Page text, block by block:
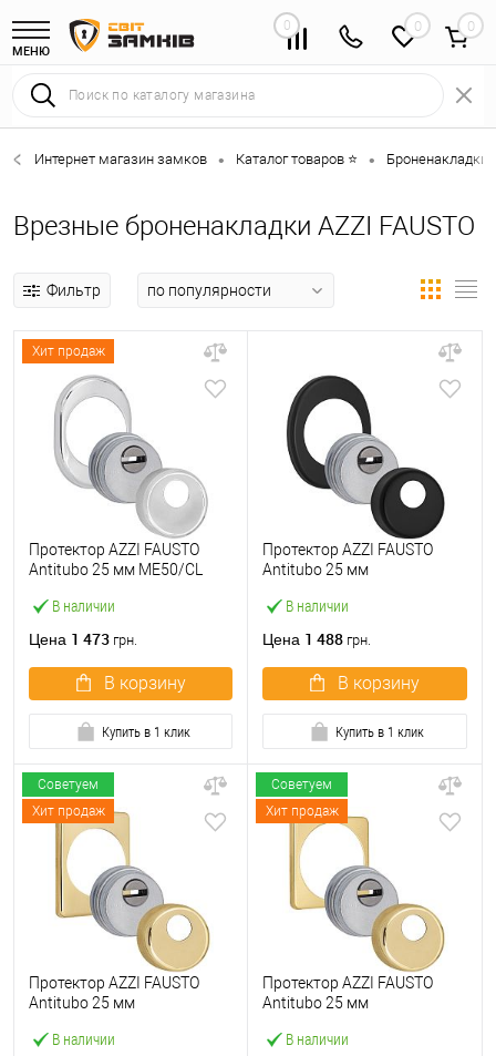
МЕНЮ
0 0
Интернет магазин замков • Каталог товаров ⭐ • Броненакладки
Врезные броненакладки AZZI FAUSTO
Фильтр
Хит продаж
В наличии
Протектор AZZI FAUSTO
Antitubo 25 мм ME50/CL
полированный
Цена 1 473 грн.
В корзину
Купить в 1 клик
В наличии
Протектор AZZI FAUSTO
Antitubo 25 мм
широкий черный матовый
Цена 1 488 грн.
В корзину
Купить в 1 клик
Советуем
Хит продаж
В наличии
Протектор AZZI FAUSTO
Antitubo 25 мм
прямоугольная латунь
Советуем
Хит продаж
В наличии
Протектор AZZI FAUSTO
Antitubo 25 мм
латунь полированная